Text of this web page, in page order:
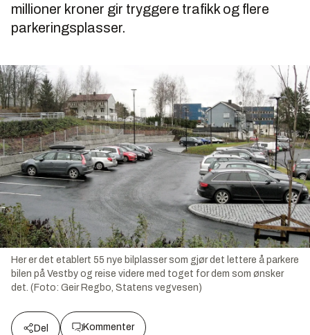
millioner kroner gir tryggere trafikk og flere
parkeringsplasser.
Her er det etablert 55 nye bilplasser som gjør det lettere å parkere
bilen på Vestby og reise videre med toget for dem som ønsker
det. (Foto: Geir Regbo, Statens vegvesen)
Del Kommenter